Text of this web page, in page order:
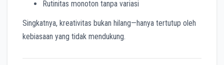
Rutinitas monoton tanpa variasi
Singkatnya, kreativitas bukan hilang—hanya tertutup oleh
kebiasaan yang tidak mendukung.